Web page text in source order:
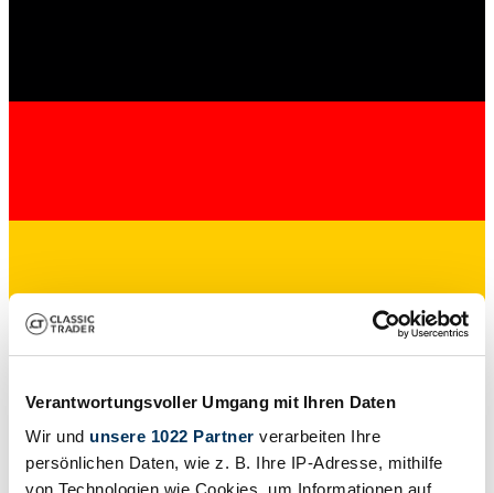
Verantwortungsvoller Umgang mit Ihren Daten
Wir und unsere 1022 Partner verarbeiten Ihre
persönlichen Daten, wie z. B. Ihre IP-Adresse, mithilfe
von Technologien wie Cookies, um Informationen auf
Verkoper